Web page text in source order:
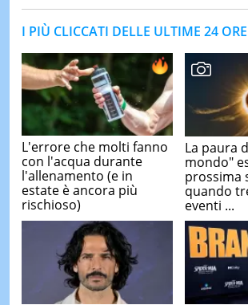
I PIÙ CLICCATI DELLE ULTIME 24 ORE
L'errore che molti fanno
con l'acqua durante
l'allenamento (e in
estate è ancora più
rischioso)
La paura
mondo"
prossima
quando
eventi ...